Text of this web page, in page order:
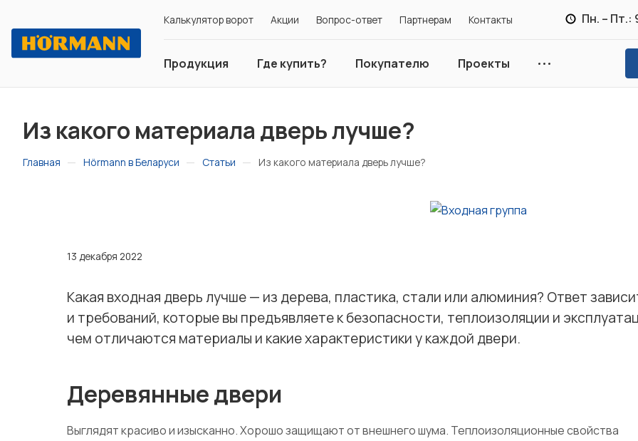
Калькулятор ворот Акции Вопрос-ответ Партнерам Контакты Пн. – Пт.:
Продукция Где купить? Покупателю Проекты
Из какого материала дверь лучше?
Главная — Hörmann в Беларуси — Статьи — Из какого материала дверь лучше?
13 декабря 2022
Какая входная дверь лучше — из дерева, пластика, стали или алюминия? Ответ
и требований, которые вы предъявляете к безопасности, теплоизоляции и
чем отличаются материалы и какие характеристики у каждой двери.
Деревянные двери
Выглядят красиво и изысканно. Хорошо защищают от внешнего шума. Теплоизоляционные свойства